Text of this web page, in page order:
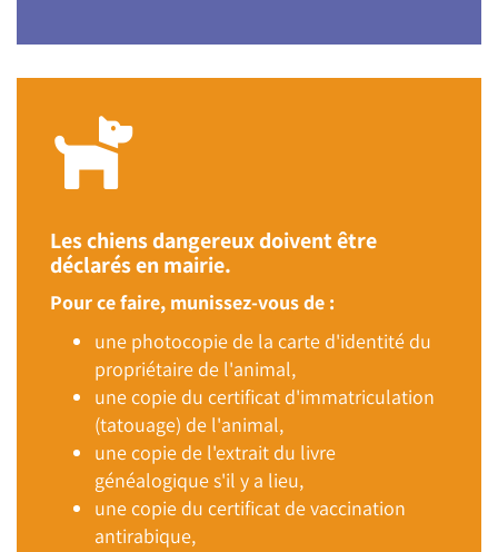
Les chiens dangereux doivent être
déclarés en mairie.
Pour ce faire, munissez-vous de :
une photocopie de la carte d'identité du
propriétaire de l'animal,
une copie du certificat d'immatriculation
(tatouage) de l'animal,
une copie de l'extrait du livre
généalogique s'il y a lieu,
une copie du certificat de vaccination
antirabique,